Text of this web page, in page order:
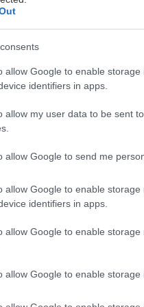
allow Google to enable
identifiers in apps.
allow my user data to be sent
allow Google to send me
allow Google to enable
identifiers in apps.
allow Google to enable
allow Google to enable storage
σαν την
δεν γίνεται να
να πει η
αλήθεια όμως είναι
μεγαλύτερο από τις
πλήθους έρχεται να
όπως οι εκδηλώσεις
κάποιες από τις
συγκεντρώσεις, οι
και η συγκέντρωση
όλων αυτών των